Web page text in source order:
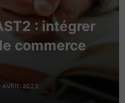
: intégrer
commerce
AVRIL 2023